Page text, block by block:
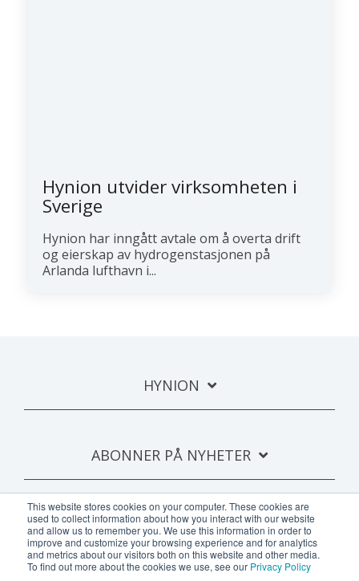
This website stores cookies on your computer. These cookies are
used to collect information about how you interact with our website
and allow us to remember you. We use this information in order to
improve and customize your browsing experience and for analytics
and metrics about our visitors both on this website and other media.
To find out more about the cookies we use, see our Privacy Policy
Hynion utvider virksomheten i
Sverige
Hynion har inngått avtale om å overta drift
og eierskap av hydrogenstasjonen på
Arlanda lufthavn i...
HYNION
ABONNER PÅ NYHETER